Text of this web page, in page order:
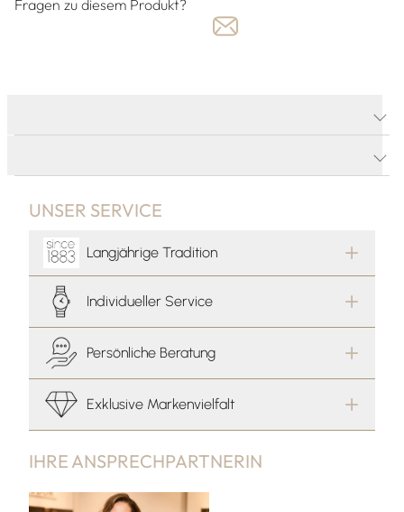
Fragen zu diesem Produkt?
IHRE ANSPRECHPARTNERIN
UNSER SERVICE
Langjährige Tradition
Individueller Service
Persönliche Beratung
Exklusive Markenvielfalt